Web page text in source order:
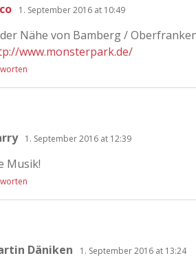
1. September 2016 at 10:49
Nähe von Bamberg /
www.monsterpark.de/
1. September 2016 at 12:39
Musik!
Däniken 1. September 2016 at 13:24